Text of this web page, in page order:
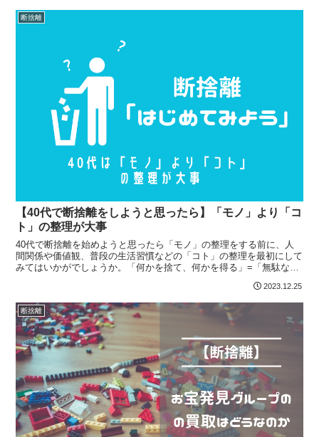
断捨離
【40代で断捨離をしようと思ったら】「モノ」より「コ
ト」の整理が大事
40代で断捨離を始めようと思ったら「モノ」の整理をする前に、人
間関係や価値観、普段の生活習慣などの「コト」の整理を最初にして
みてはいかがでしょうか。「何かを捨て、何かを得る」=「無駄な時
2023.12.25
断捨離